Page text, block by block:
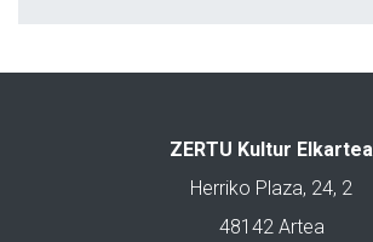
ZERTU Kultur Elkartea
Herriko Plaza, 24, 2
48142 Artea